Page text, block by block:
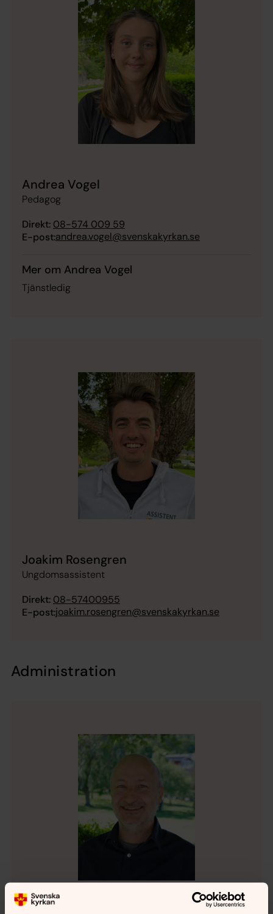
Andrea Vogel
Pedagog
Direkt: 08-574 009 59
E-post:andrea.vogel@svenskakyrkan.se
Mer om Andrea Vogel
Tjänstledig
Joakim Rosengren
Ungdomsassistent
Direkt: 08-57400955
E-post:joakim.rosengren@svenskakyrkan.se
Administration